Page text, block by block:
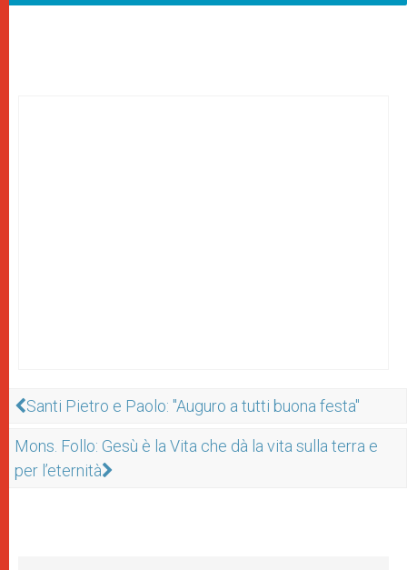
Santi Pietro e Paolo: "Auguro a tutti buona festa"
Mons. Follo: Gesù è la Vita che dà la vita sulla terra e
per l’eternità